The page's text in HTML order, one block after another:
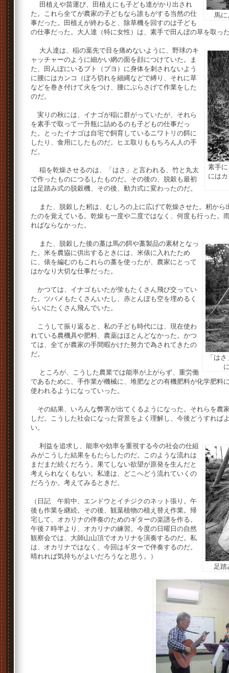
馬に
田植えや苗運び、田植えにも子ども達がかり出され
た。これら全てが農家の子どもなら誰もがする当然の仕
事だった。田植えが終わると、除草機を回すのは子ども
の仕事だった。大人達（特に女性）は、素手で田んぼの草を取っ
素手
には
大人達は、稲の葉先で目を痛めないように、野球のキ
ャッチャーのように細かい網の面を顔につけていた。ま
た、田んぼにいるブト（ブヨ）に身体を刺されないよう
に腰にはカンコ（ぼろ切れを細縄などで縛り、それに草
などを巻き付けて火をつけ、腰にぶらさげて作業をした
のだ。
実りの秋には、イナゴが稲に群がっていたが、それら
を素手で取って一升瓶に詰めるのも子どもの仕事だっ
た。とったイナゴは自宅で飼育しているニワトリの餌に
したり、食用にしたものだ。ヒエ取りももちろん人の手
だ。
稲を乾燥させるのは、「はさ」と言われる、竹と丸太
で作ったものにつるしたものだ。その後の、脱穀も最初
は足踏み式の脱穀機、その後、動力式に変わったのだ。
また、脱穀した籾は、むしろの上に広げて乾燥させた。籾から
たのを覚えている。乾燥も一度や二度ではなく、何度も行った。
ればならなかった。
「は
また、脱穀した後の藁は馬の餌や藁製品の素材となっ
た。米を農協に供出するときには、米俵に入れたため
に、俵を編むのもこれらの藁を使ったが、農家にとって
はかなり大切な仕事だった。
かつては、イナゴもいたが蛍もたくさん飛び交ってい
た。ツバメもたくさんいたし、赤とんぼも空を埋めるく
らいにたくさん飛んでいた。
こうして振り返ると、私の子ども時代には、現在使わ
れている農機具や肥料、農薬はほとんどなかった。かつ
ては、全てが農家の手間暇かけた努力で為されてきたの
だ。
ところが、こうした農業では能率が上がらず、重労働
であるために、手作業が機械に、堆肥などの有機肥料が化学肥料
使われるようになっていった。
その結果、いろんな弊害が出てくるようになった。それらを農
しだ。こうした社会になった背景をよく理解し、今後どうすれば
い。
足踏
利益を追求し、能率や効率を重視する今の社会の仕組
みがこうした結果をもたらしたのだ。このような流れは
まだまだ続くだろう。果てしない欲望が原発を生んだと
考えられなくもない。私達は、どこへどう流れていくの
だろうか。考えてみるときだ。
（日記 午前中、エンドウとイチジクのネット張り。午
後も作業を継続。その後、観葉植物の植え替え作業。帰
宅して、オカリナの伴奏のためのギターの楽譜を作る。
午後７時半より、オカリナの練習。今度の日曜日の自然
観察会では、大師山山頂でオカリナを演奏するのだ。私
は、オカリナではなく、今回はギターで伴奏するのだ。
晴れれば気持ちがよいだろうなと思う。）